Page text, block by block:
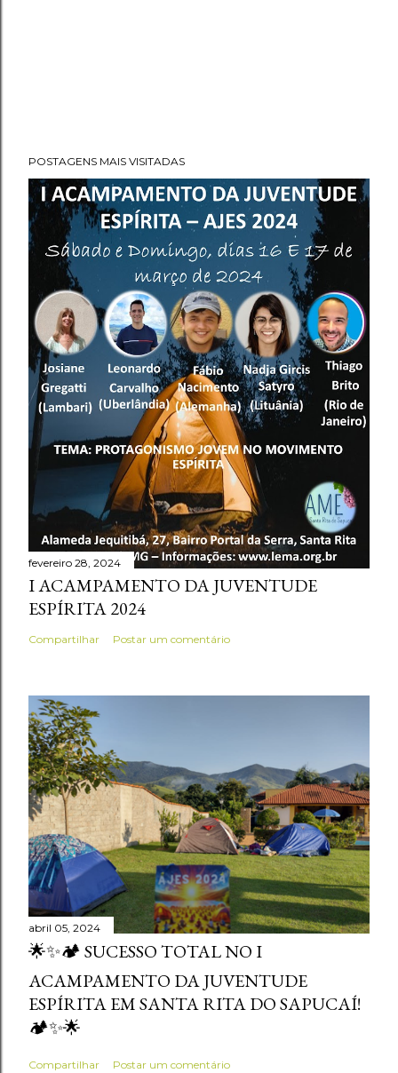
POSTAGENS MAIS VISITADAS
fevereiro 28, 2024
I ACAMPAMENTO DA JUVENTUDE
ESPÍRITA 2024
Compartilhar Postar um comentário
abril 05, 2024
🌟✨🏕️ SUCESSO TOTAL NO I
ACAMPAMENTO DA JUVENTUDE
ESPÍRITA EM SANTA RITA DO SAPUCAÍ!
🏕️✨🌟
Compartilhar Postar um comentário